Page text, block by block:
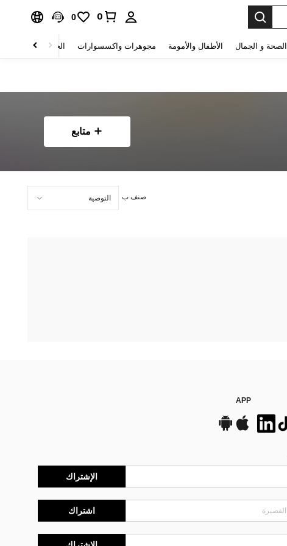
0
0
الصحة و الجمال الأطفال والأمومة مجوهرات واكسسوارات الحقائب والأمتعة
متابع
صنف ب
APP
الإشتراك
اشتراك